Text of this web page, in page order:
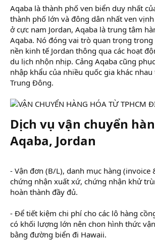
r
Aqaba là thành phố ven biển duy nhất
thành phố lớn và đông dân nhất ven
ở cực nam Jordan, Aqaba là trung tâm
Aqaba. Nó đóng vai trò quan trọng
nền kinh tế Jordan thông qua các hoạt
du lịch nhộn nhịp. Cảng Aqaba cũng
nhập khẩu của nhiều quốc gia khác
Trung Đông.
Dịch vụ vận chuyển
Aqaba, Jordan
- Vận đơn (B/L), danh mục hàng (invoice
chứng nhận xuất xứ, chứng nhận khử
hoàn thành đầy đủ.
- Để tiết kiệm chi phí cho các lô hàng
có khối lượng lớn nên chon hình thức
bằng đường biển đi Hawaii.